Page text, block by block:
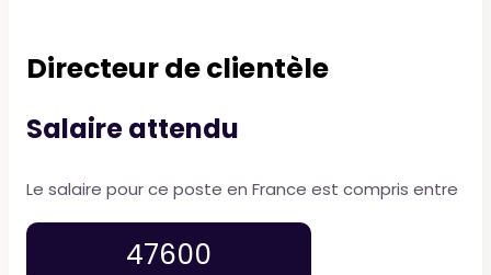
Directeur de clientèle
Salaire attendu
Le salaire pour ce poste en France est compris entre
47600